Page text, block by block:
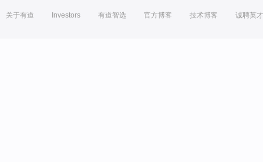
关于有道 Investors 有道智选 官方博客 技术博客 诚聘英才